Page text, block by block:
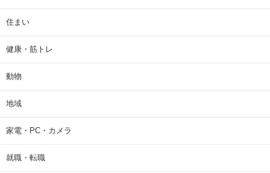
住まい
健康・筋トレ
動物
地域
家電・PC・カメラ
就職・転職